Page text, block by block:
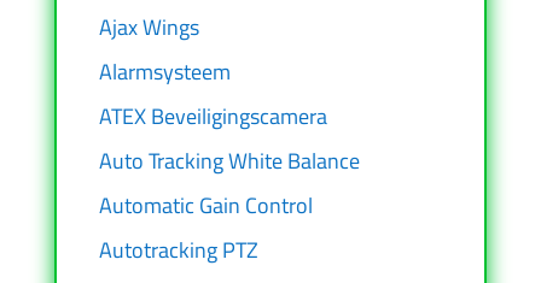
Ajax Wings
Alarmsysteem
ATEX Beveiligingscamera
Auto Tracking White Balance
Automatic Gain Control
Autotracking PTZ